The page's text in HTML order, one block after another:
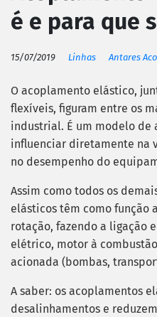
é e para que
15/07/2019 Linhas Antares
O acoplamento elástico,
flexíveis, figuram entre os
industrial. É um modelo de
influenciar diretamente na
no desempenho do
Assim como todos os
elásticos têm como função
rotação, fazendo a ligação
elétrico, motor à
acionada (bombas,
A saber: os acoplamentos
desalinhamentos e